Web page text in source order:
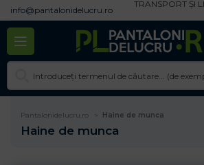
info@pantalonidelucru.ro
TRANSPORT ȘI
Pantalonidelucru.ro Haine de munca
Haine de munca